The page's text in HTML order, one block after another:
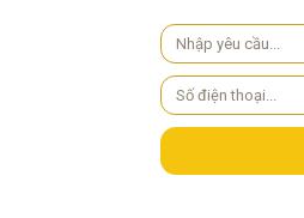
Yêu
cầu
Số
điện
thoại